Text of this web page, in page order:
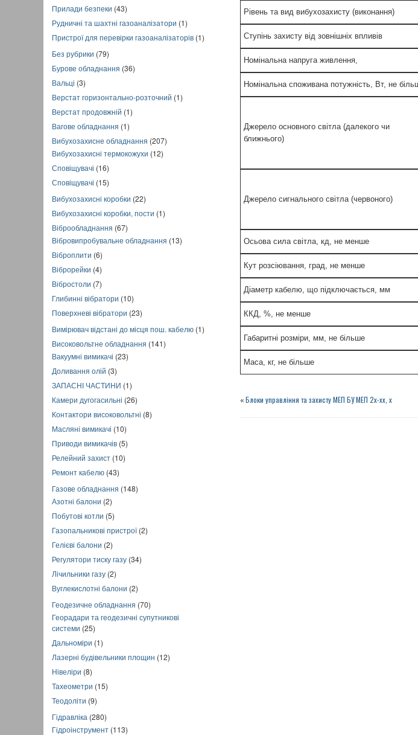
Прилади безпеки (43)
Рудничні та шахтні газоаналізатори (1)
Пристрої для перевірки газоаналізаторів (1)
Без рубрики (79)
Бурове обладнання (36)
Вальці (3)
Верстат горизонтально-розточний (1)
Верстат продовжній (1)
Вагове обладнання (1)
Вибухозахисне обладнання (207)
Вибухозахисні термокожухи (12)
Сповіщувачі (16)
Сповіщувачі (15)
Вибухозахисні коробки (22)
Вибухозахисні коробки, пости (1)
Віброобладнання (67)
Вібровипробувальне обладнання (13)
Віброплити (6)
Віброрейки (4)
Вібростоли (7)
Глибинні вібратори (10)
Поверхневі вібратори (23)
Вимірювач відстані до місця пош. кабелю (1)
Високовольтне обладнання (141)
Вакуумні вимикачі (23)
Доливання олій (3)
ЗАПАСНІ ЧАСТИНИ (1)
Камери дугогасильні (26)
Контактори високовольтні (8)
Масляні вимикачі (10)
Приводи вимикачів (5)
Релейний захист (10)
Ремонт кабелю (43)
Газове обладнання (148)
Азотні балони (2)
Побутові котли (5)
Газопальникові пристрої(2)
Гелієві балони (2)
Регулятори тиску газу (34)
Лічильники газу (2)
Вуглекислотні балони (2)
Геодезичне обладнання (70)
Георадари та геодезичні супутникові
системи (25)
Дальноміри (1)
Лазерні будівельники площин (12)
Нівеліри (8)
Тахеометри (15)
Теодоліти (9)
Гідравліка (280)
Гідроінструмент (113)
Рівень та вид вибухозахисту (виконання)
Ступінь захисту від зовнішніх впливів
Номінальна напруга живлення,
Номінальна споживана потужність, Вт, не
Джерело основного світла (далекого чи
ближнього)
Джерело сигнального світла (червоного)
Осьова сила світла, кд, не менше
Кут розсіювання, град, не менше
Діаметр кабелю, що підключається, мм
ККД, %, не менше
Габаритні розміри, мм, не більше
Маса, кг, не більше
«Блоки управління та захисту МЕП БУ МЕП 2х-хх, х